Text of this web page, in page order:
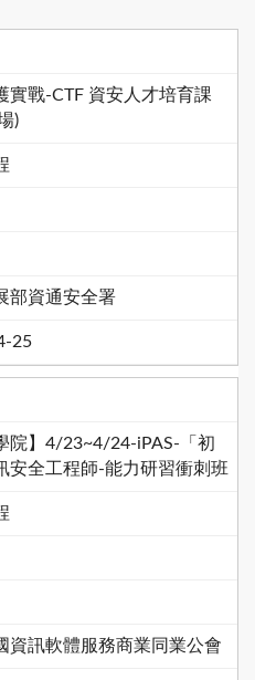
實戰-CTF 資安人才培育課
)
部資通安全署
25
院】4/23~4/24-iPAS-「初
安全工程師-能力研習衝刺班
資訊軟體服務商業同業公會